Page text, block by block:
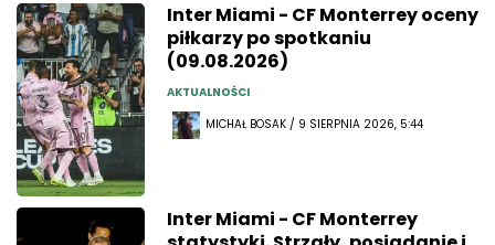
Inter Miami - CF Monterrey oceny
piłkarzy po spotkaniu
(09.08.2026)
AKTUALNOŚCI
MICHAŁ BOSAK / 9 SIERPNIA 2026, 5:44
Inter Miami - CF Monterrey